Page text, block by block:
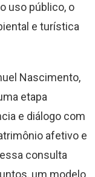
uso público, o
e turística
Nascimento,
etapa
e diálogo com
afetivo e
consulta
um modelo